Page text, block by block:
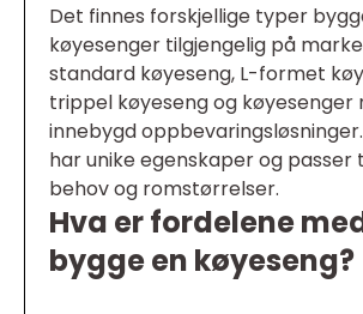
Det finnes forskjellige typer
køyesenger tilgjengelig på
standard køyeseng, L-formet
trippel køyeseng og køyesenger
innebygd
har unike egenskaper og passer
behov og romstørrelser.
Hva er fordelene
bygge en køyeseng?